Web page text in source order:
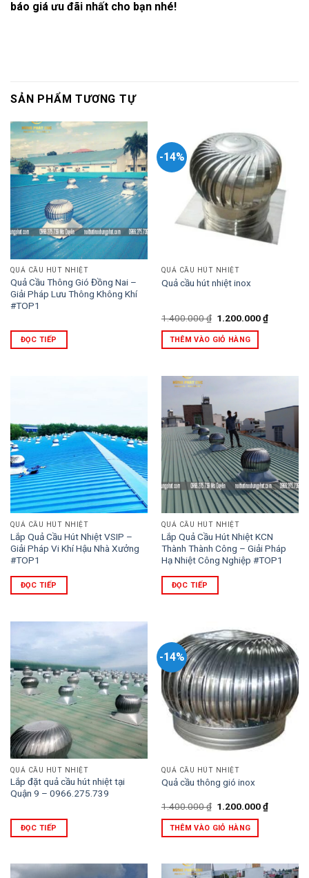
báo giá ưu đãi nhất cho bạn nhé!
SẢN PHẨM TƯƠNG TỰ
QUẢ CẦU HÚT NHIỆT
Quả Cầu Thông Gió Đồng Nai –
Giải Pháp Lưu Thông Không Khí
#TOP1
ĐỌC TIẾP
-14%
QUẢ CẦU HÚT NHIỆT
Quả cầu hút nhiệt inox
1.400.000₫ Giá
là:
1.400.000 ₫.
1.200.000₫Giá
hiện
THÊM VÀO GIỎ HÀNG
QUẢ CẦU HÚT NHIỆT
Lắp Quả Cầu Hút Nhiệt VSIP –
Giải Pháp Vi Khí Hậu Nhà Xưởng
#TOP1
ĐỌC TIẾP
QUẢ CẦU HÚT NHIỆT
Lắp Quả Cầu Hút Nhiệt KCN
Thành Thành Công – Giải Pháp
Hạ Nhiệt Công Nghiệp #TOP1
ĐỌC TIẾP
QUẢ CẦU HÚT NHIỆT
Lắp đặt quả cầu hút nhiệt tại
Quận 9 – 0966.275.739
ĐỌC TIẾP
-14%
QUẢ CẦU HÚT NHIỆT
Quả cầu thông gió inox
1.400.000₫ Giá
là:
1.400.000 ₫.
1.200.000₫Giá
hiện
THÊM VÀO GIỎ HÀNG